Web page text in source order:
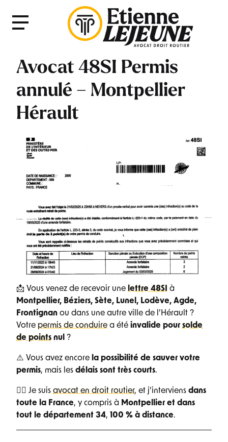
Menu
Avocat 48SI Permis
annulé – Montpellier
Hérault
📩 Vous venez de recevoir une lettre 48SI à
Montpellier, Béziers, Sète, Lunel, Lodève, Agde,
Frontignan ou dans une autre ville de l’Hérault ?
Votre permis de conduire a été invalide pour solde
de points nul ?
⚠️ Vous avez encore la possibilité de sauver votre
permis, mais les délais sont très courts.
👨‍⚖️ Je suis avocat en droit routier, et j’interviens dans
toute la France, y compris à Montpellier et dans
tout le département 34, 100 % à distance.
Fermer